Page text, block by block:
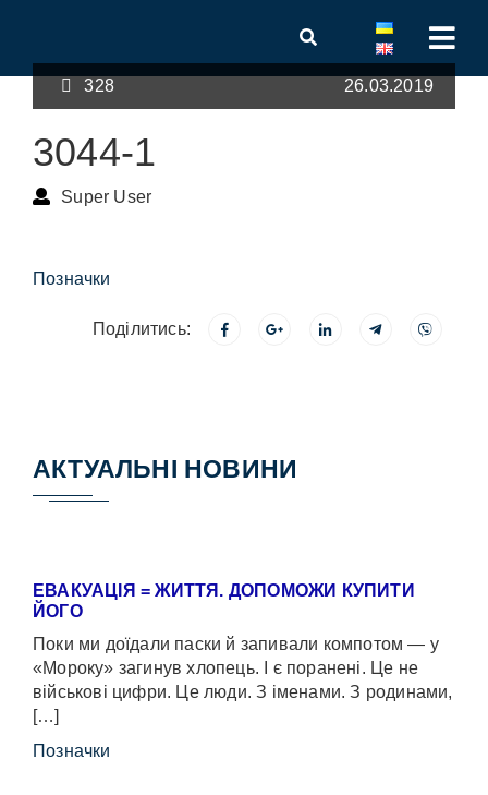
328 26.03.2019
3044-1
Super User
Позначки
Поділитись:
АКТУАЛЬНІ НОВИНИ
ЕВАКУАЦІЯ = ЖИТТЯ. ДОПОМОЖИ КУПИТИ
ЙОГО
Поки ми доїдали паски й запивали компотом — у
«Мороку» загинув хлопець. І є поранені. Це не
військові цифри. Це люди. З іменами. З родинами,
[…]
Позначки